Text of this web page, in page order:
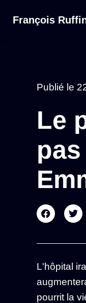
François
Publié le
Le
L'hôpital
pourrit la